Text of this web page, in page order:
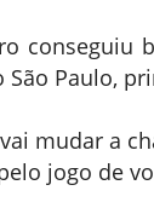
conseguiu
São Paulo,
mudar a
jogo de